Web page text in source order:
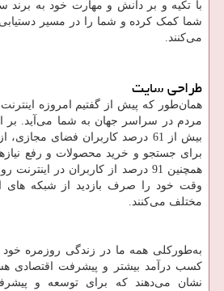
با تکیه و بر دانش و مهارت خود به
شما کمک کرده و شما را در مسیر
می‌کنند.
طراحی سایت
همان‌طور که پیش از گفتیم امروزه
مردم در سراسر جهان به شما می‌آید. بر
بیش از 61 درصد کاربران فضای
برای جستجو و خرید محصولات و رفع
همچنین 91 درصد از کاربران در
وقت خود را صرف بازدید از شبکه های
مختلف می‌کنند.
به‌طورکلی همه ما در زندگی روزمره خود
کسب درآمد بیشتر و پیشرفت اقتصادی
نشان می‌دهند که برای توسعه و